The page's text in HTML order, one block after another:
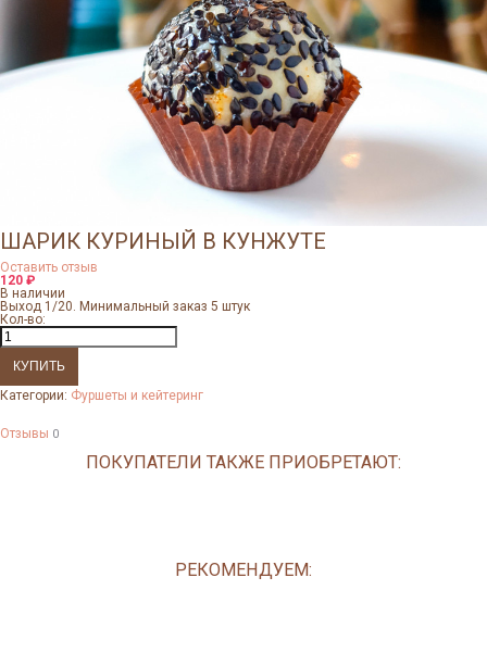
ШАРИК КУРИНЫЙ В КУНЖУТЕ
Оставить отзыв
120 ₽
В наличии
Выход 1/20. Минимальный заказ 5 штук
Кол-во:
Категории: Фуршеты и кейтеринг
Отзывы 0
ПОКУПАТЕЛИ ТАКЖЕ ПРИОБРЕТАЮТ:
РЕКОМЕНДУЕМ: